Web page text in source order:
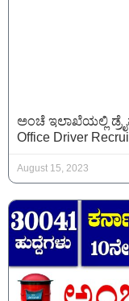
ಅಂಚೆ ಇಲಾಖೆಯಲ್ಲಿ
Office Driver
August 15, 2023